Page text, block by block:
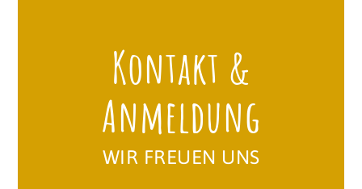
Kontakt &
Anmeldung
WIR FREUEN UNS